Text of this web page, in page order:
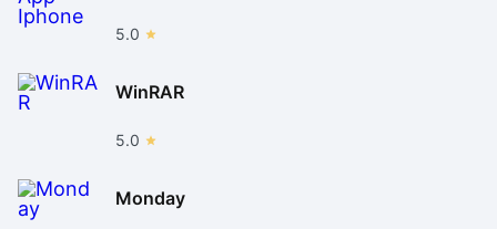
5.0
WinRAR
5.0
Monday